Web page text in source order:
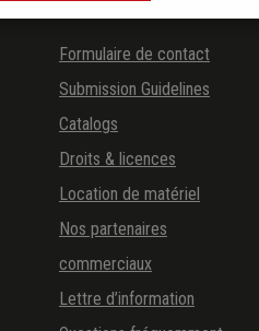
Formulaire de contact
Submission Guidelines
Catalogs
Droits & licences
Location de matériel
Nos partenaires
commerciaux
Lettre d’information